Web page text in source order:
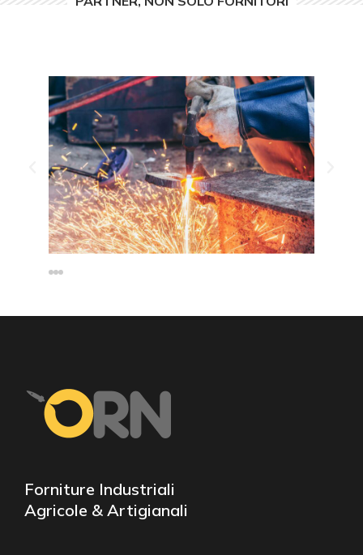
Forniture Industriali
Agricole & Artigianali